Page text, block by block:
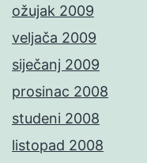
ožujak 2009
veljača 2009
siječanj 2009
prosinac 2008
studeni 2008
listopad 2008